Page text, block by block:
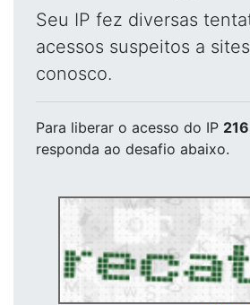
Seu IP fez diversas
acessos suspeitos a
conosco.
Para liberar o acesso do IP
responda ao desafio abaixo.